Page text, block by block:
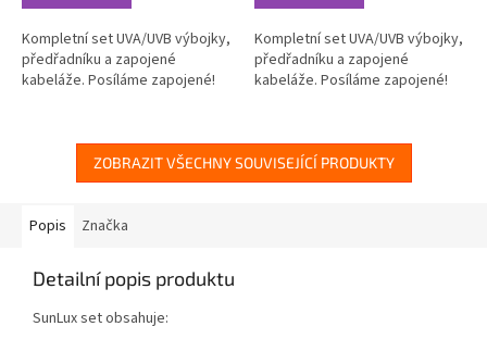
Kompletní set UVA/UVB výbojky,
předřadníku a zapojené
kabeláže. Posíláme zapojené!
Kompletní set UVA/UVB výbojky,
předřadníku a zapojené
kabeláže. Posíláme zapojené!
ZOBRAZIT VŠECHNY SOUVISEJÍCÍ PRODUKTY
Popis Značka
Detailní popis produktu
SunLux set obsahuje: